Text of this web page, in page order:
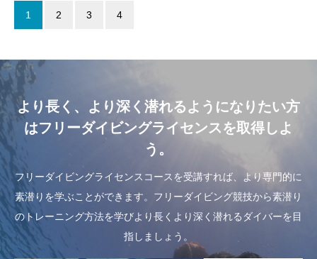
1 2 3 4
より長く、より深く潜れるようになりたい方
はフリーダイビングライセンスを取得しよ
う。
フリーダイビングライセンスコースを受講すれば、より専門的に
素潜りを学ぶことができます。フリーダイビング競技から素潜り
のトレーニング方法を学びより長くより深く潜れるダイバーを目
指しましょう。